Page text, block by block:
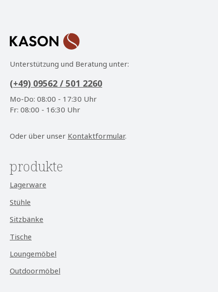
Unterstützung und Beratung unter:
(+49) 09562 / 501 2260
Mo-Do: 08:00 - 17:30 Uhr
Fr: 08:00 - 16:30 Uhr
Oder über unser Kontaktformular.
produkte
Lagerware
Stühle
Sitzbänke
Tische
Loungemöbel
Outdoormöbel